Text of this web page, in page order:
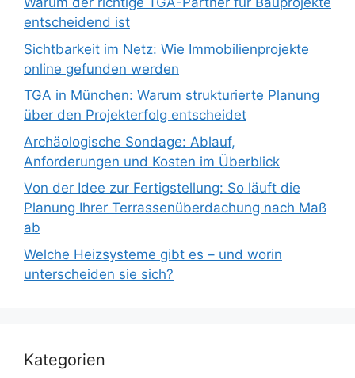
entscheidend ist
Sichtbarkeit im Netz: Wie Immobilienprojekte
online gefunden werden
TGA in München: Warum strukturierte Planung
über den Projekterfolg entscheidet
Archäologische Sondage: Ablauf,
Anforderungen und Kosten im Überblick
Von der Idee zur Fertigstellung: So läuft die
Planung Ihrer Terrassenüberdachung nach Maß
ab
Welche Heizsysteme gibt es – und worin
unterscheiden sie sich?
Kategorien